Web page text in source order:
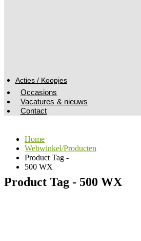
Acties / Koopjes
Occasions
Vacatures & nieuws
Contact
Home
Webwinkel/Producten
Product Tag -
500 WX
Product Tag - 500 WX